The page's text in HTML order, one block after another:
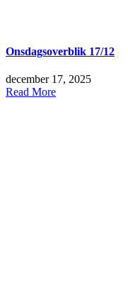
Onsdagsoverblik 17/12
december 17, 2025
Read More